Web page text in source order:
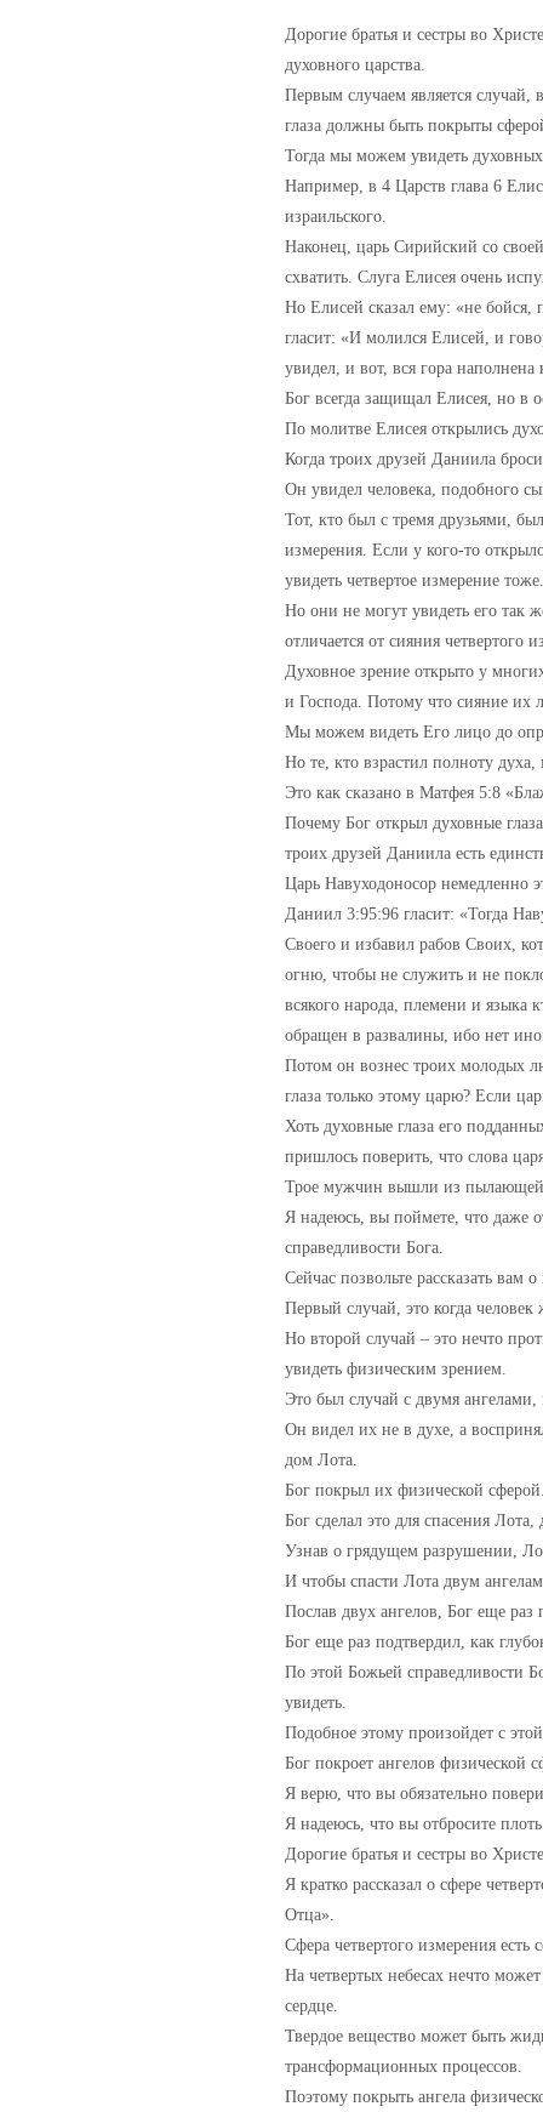
Дорогие братья и сестры во
духовного царства.
Первым случаем является случай,
глаза должны быть покрыты
Тогда мы можем увидеть
Например, в 4 Царств глава 6
израильского.
Наконец, царь Сирийский со
схватить. Слуга Елисея очень
Но Елисей сказал ему: «не бойся,
гласит: «И молился Елисей, и
увидел, и вот, вся гора
Бог всегда защищал Елисея, но в
По молитве Елисея открылись
Когда троих друзей Даниила
Он увидел человека, подобного
Тот, кто был с тремя друзьями,
измерения. Если у кого-то
увидеть четвертое измерение тоже.
Но они не могут увидеть его так
отличается от сияния четвертого
Духовное зрение открыто у
и Господа. Потому что сияние их
Мы можем видеть Его лицо до
Но те, кто взрастил полноту духа,
Это как сказано в Матфея 5:8
Почему Бог открыл духовные
троих друзей Даниила есть
Царь Навуходоносор немедленно
Даниил 3:95:96 гласит: «Тогда
Своего и избавил рабов Своих,
огню, чтобы не служить и не
всякого народа, племени и языка
обращен в развалины, ибо нет
Потом он вознес троих молодых
глаза только этому царю? Если
Хоть духовные глаза его
пришлось поверить, что слова
Трое мужчин вышли из пылающей
Я надеюсь, вы поймете, что даже
справедливости Бога.
Сейчас позвольте рассказать вам
Первый случай, это когда
Но второй случай – это нечто
увидеть физическим зрением.
Это был случай с двумя
Он видел их не в духе, а
дом Лота.
Бог покрыл их физической
Бог сделал это для спасения
Узнав о грядущем разрушении,
И чтобы спасти Лота двум
Послав двух ангелов, Бог еще раз
Бог еще раз подтвердил, как
По этой Божьей справедливости
увидеть.
Подобное этому произойдет с
Бог покроет ангелов физической
Я верю, что вы обязательно
Я надеюсь, что вы отбросите
Дорогие братья и сестры во
Я кратко рассказал о сфере
Отца».
Сфера четвертого измерения есть
На четвертых небесах нечто
сердце.
Твердое вещество может быть
трансформационных процессов.
Поэтому покрыть ангела